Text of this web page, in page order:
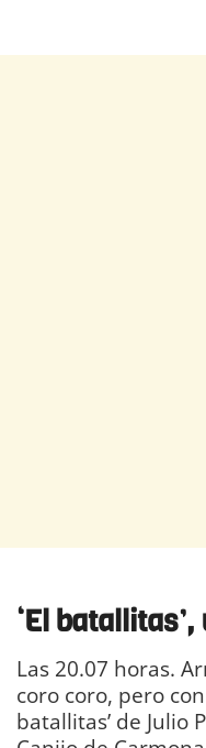
‘Elbatallitas
Las 20.07 horas.
coro coro, pero
batallitas’ de Julio